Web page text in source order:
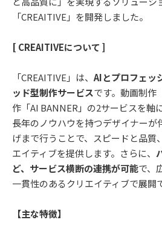
「CREAITIVE」を開発しました。
[ CREAITIVEについて ]
「CREAITIVE」は、 AIとプロフェッ
ッド型制作サービスです。動画制作
作「AI BANNER」の2サービスを軸
長年のノウハウを持つデザイナーが
げまで行うことで、スピードと品質
エイティブを提供します。さらに、
ど、サービス横断の連携が可能で、
一貫性のあるクリエイティブで展開
【主な特徴】